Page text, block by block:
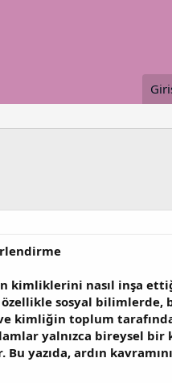
kimliklerini nasıl inşa
sosyal bilimlerde,
kimliğin toplum
yalnızca bireysel bir
yazıda, ardın